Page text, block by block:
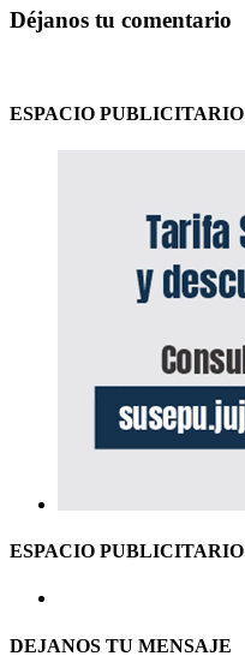
Déjanos tu comentario
ESPACIO PUBLICITARIO
ESPACIO PUBLICITARIO
DEJANOS TU MENSAJE